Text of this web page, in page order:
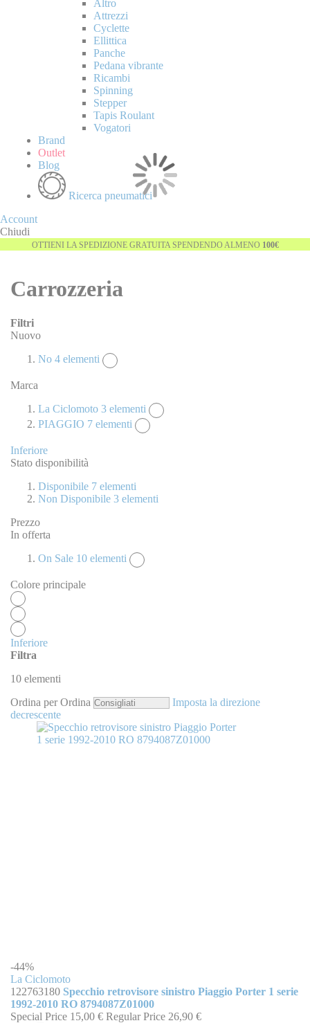
Altro
Attrezzi
Cyclette
Ellittica
Panche
Pedana vibrante
Ricambi
Spinning
Stepper
Tapis Roulant
Vogatori
Brand
Outlet
Blog
Ricerca pneumatici
Account
Chiudi
OTTIENI LA SPEDIZIONE GRATUITA SPENDENDO ALMENO 100€
Carrozzeria
Filtra
10 elementi
Ordina per Ordina
Imposta la direzione
decrescente
-44%
La Ciclomoto
122763180 Specchio retrovisore sinistro Piaggio Porter 1 serie
1992-2010 RO 8794087Z01000
Special Price 15,00 € Regular Price 26,90 €
Filtri
Nuovo
No 4 elementi
Marca
La Ciclomoto 3 elementi
PIAGGIO 7 elementi
Inferiore
Stato disponibilità
Disponibile 7 elementi
Non Disponibile 3 elementi
Prezzo
In offerta
On Sale 10 elementi
Colore principale
Inferiore